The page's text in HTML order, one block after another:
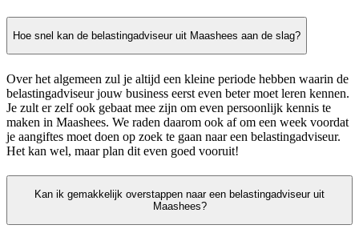
Hoe snel kan de belastingadviseur uit Maashees aan de slag?
Over het algemeen zul je altijd een kleine periode hebben waarin de
belastingadviseur jouw business eerst even beter moet leren kennen.
Je zult er zelf ook gebaat mee zijn om even persoonlijk kennis te
maken in Maashees. We raden daarom ook af om een week voordat
je aangiftes moet doen op zoek te gaan naar een belastingadviseur.
Het kan wel, maar plan dit even goed vooruit!
Kan ik gemakkelijk overstappen naar een belastingadviseur uit
Maashees?